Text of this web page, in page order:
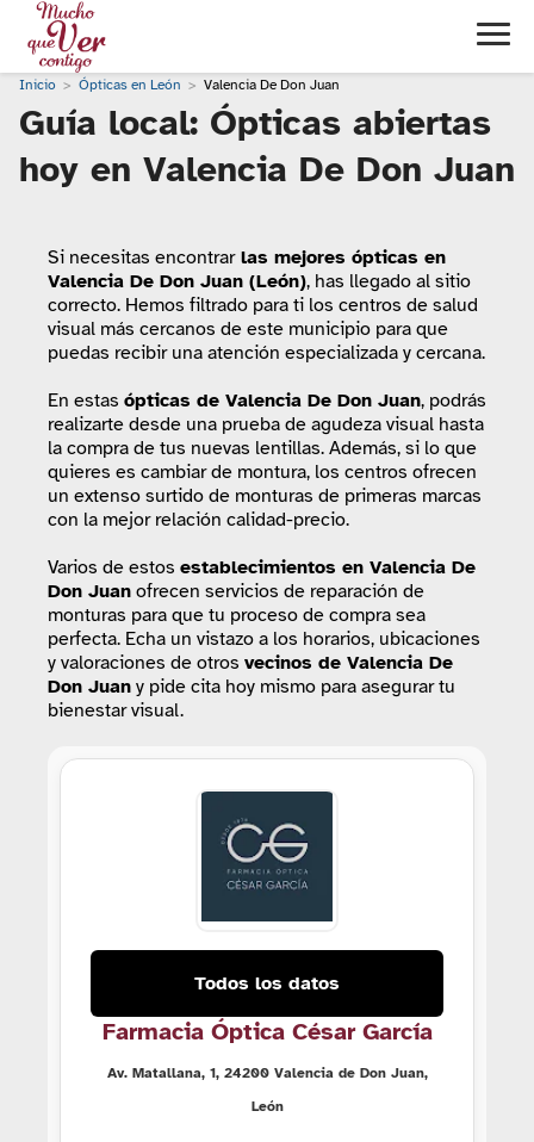
Inicio Ópticas en León Valencia De Don Juan
Guía local: Ópticas abiertas
hoy en Valencia De Don Juan
Si necesitas encontrarlas mejores ópticas en
Valencia De Don Juan (León), has llegado al sitio
correcto. Hemos filtrado para ti los centros de salud
visual más cercanos de este municipio para que
puedas recibir una atención especializada y cercana.
En estas ópticas de Valencia De Don Juan, podrás
realizarte desde una prueba de agudeza visual hasta
la compra de tus nuevas lentillas. Además, si lo que
quieres es cambiar de montura, los centros ofrecen
un extenso surtido de monturas de primeras marcas
con la mejor relación calidad-precio.
Varios de estos establecimientos en Valencia De
Don Juan ofrecen servicios de reparación de
monturas para que tu proceso de compra sea
perfecta. Echa un vistazo a los horarios, ubicaciones
y valoraciones de otros vecinos de Valencia De
Don Juan y pide cita hoy mismo para asegurar tu
bienestar visual.
Todos los datos
Farmacia Óptica César García
Av. Matallana, 1, 24200 Valencia de Don Juan,
León